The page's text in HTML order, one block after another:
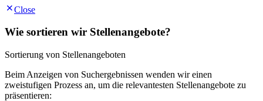
Close
Wie sortieren wir Stellenangebote?
Sortierung von Stellenangeboten
Beim Anzeigen von Suchergebnissen wenden wir einen
zweistufigen Prozess an, um die relevantesten Stellenangebote zu
präsentieren: